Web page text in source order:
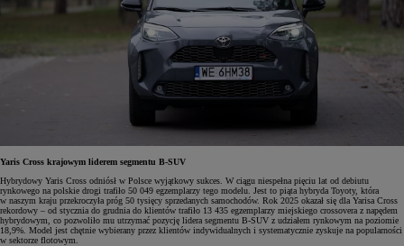
Yaris Cross krajowym liderem segmentu B-SUV
Hybrydowy Yaris Cross odniósł w Polsce wyjątkowy sukces. W ciągu niespełna pięciu lat od debiutu
rynkowego na polskie drogi trafiło 50 049 egzemplarzy tego modelu. Jest to piąta hybryda Toyoty, która
w naszym kraju przekroczyła próg 50 tysięcy sprzedanych samochodów. Rok 2025 okazał się dla Yarisa Cross
rekordowy – od stycznia do grudnia do klientów trafiło 13 435 egzemplarzy miejskiego crossovera z napędem
hybrydowym, co pozwoliło mu utrzymać pozycję lidera segmentu B-SUV z udziałem rynkowym na poziomie
18,9%. Model jest chętnie wybierany przez klientów indywidualnych i systematycznie zyskuje na popularności
w sektorze flotowym.